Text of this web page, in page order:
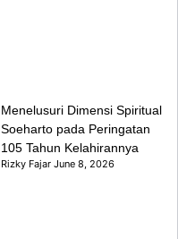
Menelusuri Dimensi Spiritual
Soeharto pada Peringatan
105 Tahun Kelahirannya
Rizky FajarJune 8, 2026